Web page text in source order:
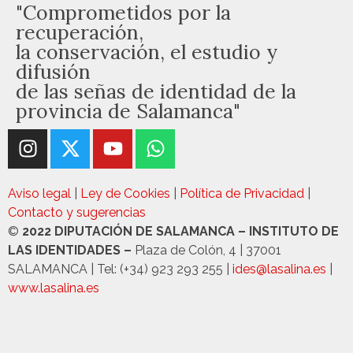
"Comprometidos por la
recuperación,
la conservación, el estudio y
difusión
de las señas de identidad de la
provincia de Salamanca"
Aviso legal Ley de Cookies Política de Privacidad
Contacto y sugerencias
© 2022 DIPUTACIÓN DE SALAMANCA – INSTITUTO DE
LAS IDENTIDADES – Plaza de Colón, 4 | 37001
SALAMANCA | Tel: (+34) 923 293 255 | ides@lasalina.es
www.lasalina.es